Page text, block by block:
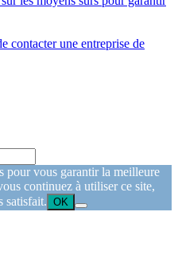
contacter une entreprise de
pour vous garantir la meilleure
continuez à utiliser ce site,
satisfait. OK